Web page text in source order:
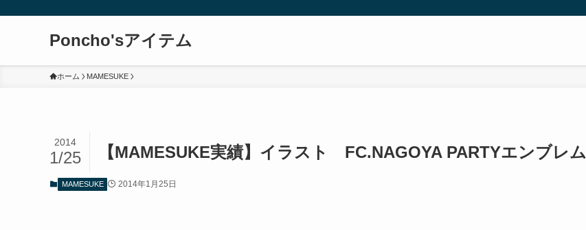
Poncho'sアイテム
ホーム MAMESUKE
【MAMESUKE実績】イラスト FC.NAGOYA PARTYエンブレム
2014
1/25
MAMESUKE 2014年1月25日